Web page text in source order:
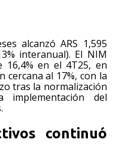
alcanzó ARS 1,595
interanual). El NIM
16,4% en el 4T25, en
cercana al 17%, con la
tras la normalización
del
continuó